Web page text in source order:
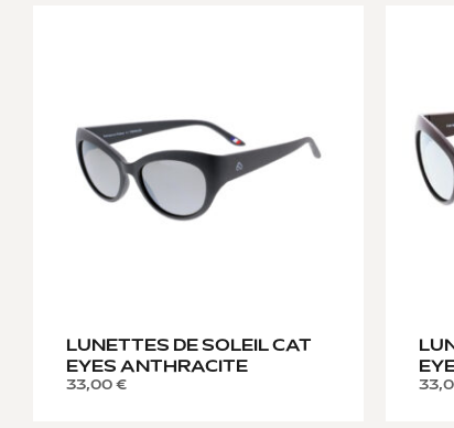
LUNETTES DE SOLEIL CAT
EYES ANTHRACITE
33,00 €